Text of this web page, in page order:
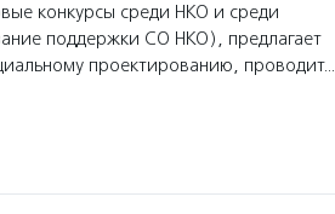
конкурсы среди НКО и среди
поддержки СО НКО), предлагает
проектированию, проводит…